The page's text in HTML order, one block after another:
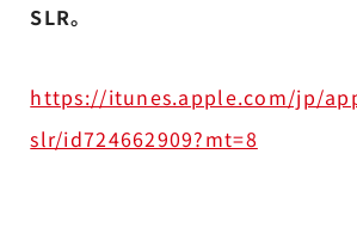
SLR。
https://itunes.apple.com/jp/
slr/id724662909?mt=8